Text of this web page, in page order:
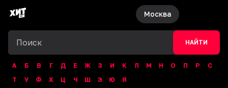
Москва
НАЙТИ
А Б В Г Д Е Ж З И К Л М Н О П Р
С
Т
У Ф Х Ц Ч Ш Э Ю
Я